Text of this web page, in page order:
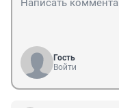
Гость
Войти